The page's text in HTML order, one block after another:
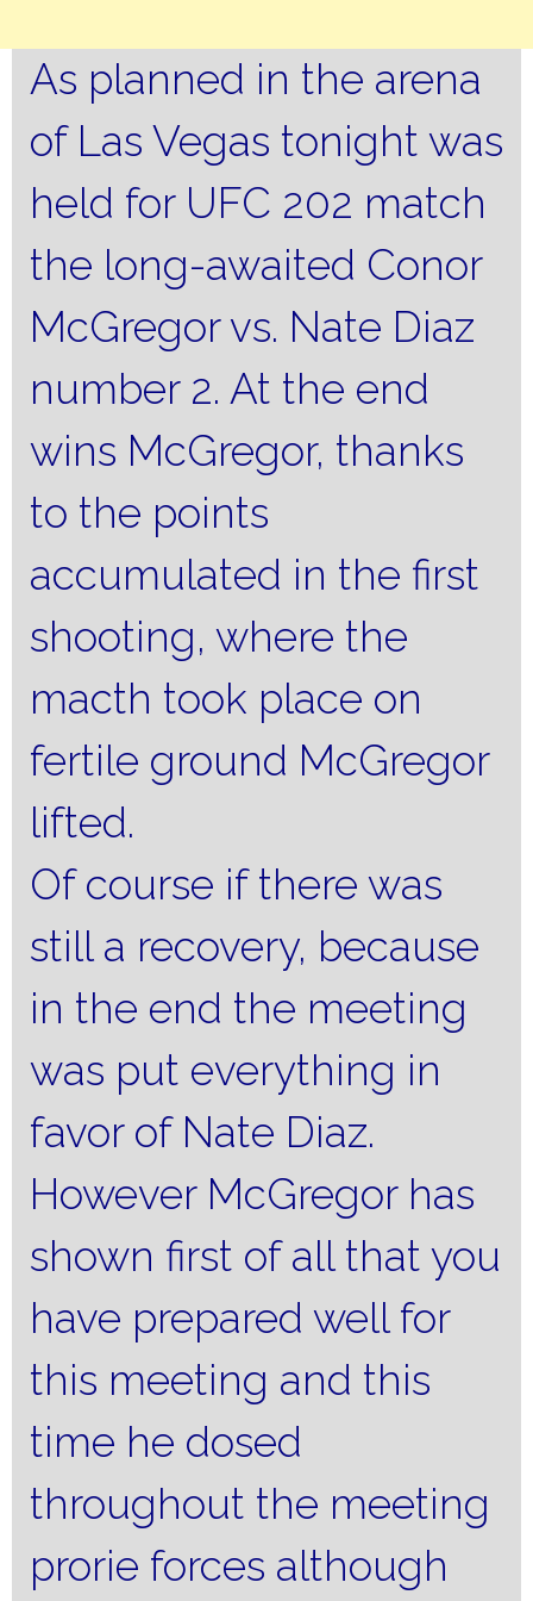
As planned in the arena
of Las Vegas tonight was
held for UFC 202 match
the long-awaited Conor
McGregor vs. Nate Diaz
number 2. At the end
wins McGregor, thanks
to the points
accumulated in the first
shooting, where the
macth took place on
fertile ground McGregor
lifted.
Of course if there was
still a recovery, because
in the end the meeting
was put everything in
favor of Nate Diaz.
However McGregor has
shown first of all that you
have prepared well for
this meeting and this
time he dosed
throughout the meeting
prorie forces although